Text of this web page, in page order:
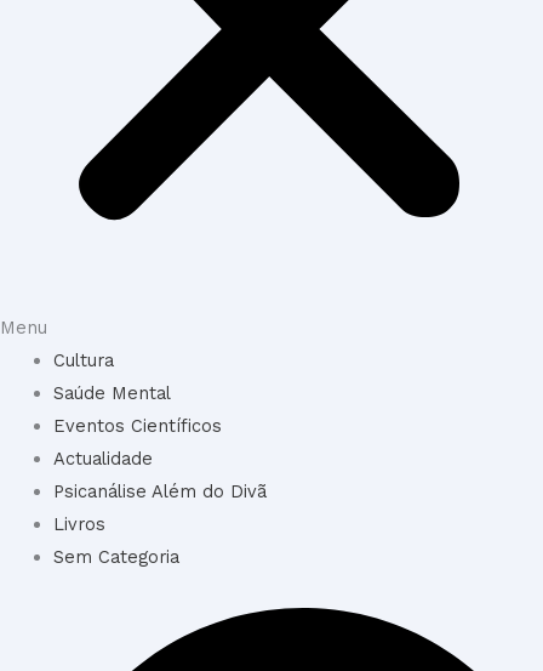
Menu
Cultura
Saúde Mental
Eventos Científicos
Actualidade
Psicanálise Além do Divã
Livros
Sem Categoria